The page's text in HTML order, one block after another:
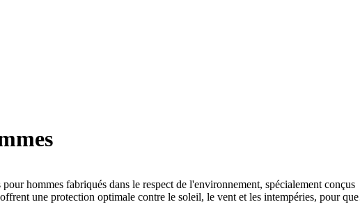
hommes fabriqués dans le respect de l'environnement, spécialement conçus
une protection optimale contre le soleil, le vent et les intempéries, pour que